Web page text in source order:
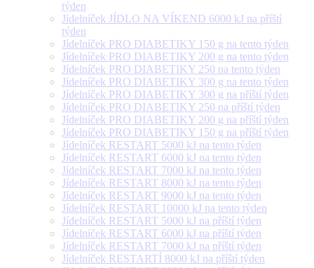
týden
Jídelníček JÍDLO NA VÍKEND 6000 kJ na příští
týden
Jídelníček PRO DIABETIKY 150 g na tento týden
Jídelníček PRO DIABETIKY 200 g na tento týden
Jídelníček PRO DIABETIKY 250 na tento týden
Jídelníček PRO DIABETIKY 300 g na tento týden
Jídelníček PRO DIABETIKY 300 g na příští týden
Jídelníček PRO DIABETIKY 250 na příští týden
Jídelníček PRO DIABETIKY 200 g na příští týden
Jídelníček PRO DIABETIKY 150 g na příští týden
Jídelníček RESTART 5000 kJ na tento týden
Jídelníček RESTART 6000 kJ na tento týden
Jídelníček RESTART 7000 kJ na tento týden
Jídelníček RESTART 8000 kJ na tento týden
Jídelníček RESTART 9000 kJ na tento týden
Jídelníček RESTART 10000 kJ na tento týden
Jídelníček RESTART 5000 kJ na příští týden
Jídelníček RESTART 6000 kJ na příští týden
Jídelníček RESTART 7000 kJ na příští týden
Jídelníček RESTARTÍ 8000 kJ na příští týden